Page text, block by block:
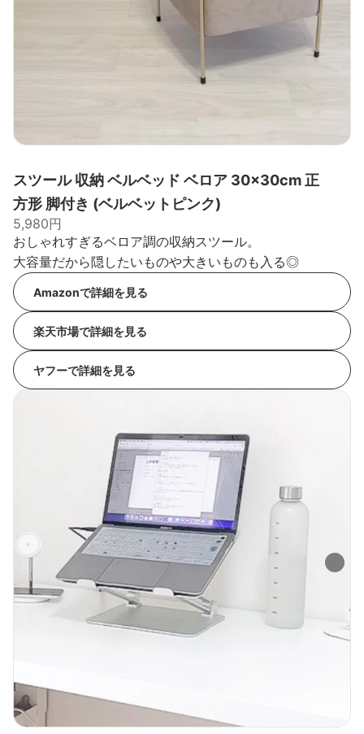
スツール 収納 ベルベッド ベロア 30×30cm 正
方形 脚付き (ベルベットピンク)
5,980円
おしゃれすぎるベロア調の収納スツール。
大容量だから隠したいものや大きいものも入る◎
Amazonで詳細を見る
楽天市場で詳細を見る
ヤフーで詳細を見る